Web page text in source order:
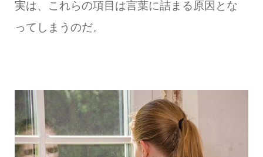
実は、これらの項目は言葉に詰まる原因とな
ってしまうのだ。